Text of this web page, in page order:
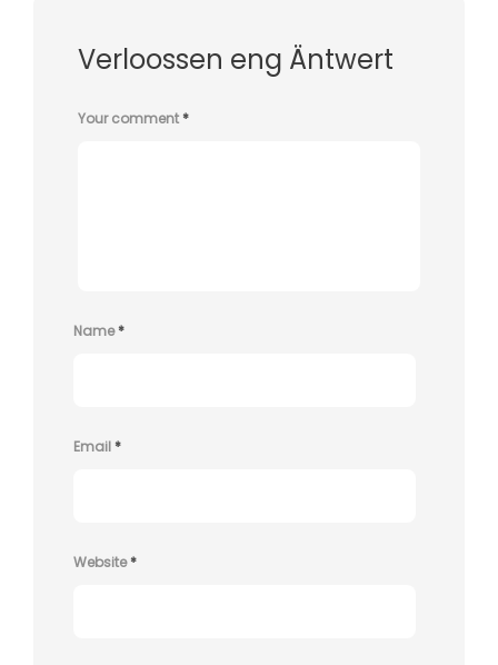
Verloossen eng Äntwert
Your comment*
Name*
Email*
Website*